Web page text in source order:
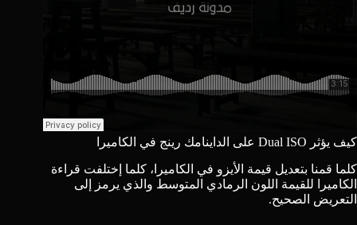
كيف يؤثر Dual ISO على الداينامك رينج في الكاميرا
كلما قمنا بتعديل قيمة الأيزو في الكاميرا، كلما إختلفت قراءة
الكاميرا للقيمة اللون الرمادي المتوسط والذي يرمز إلى
التعريض الصحيح.